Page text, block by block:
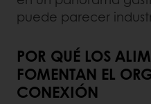
puede parecer
POR QUÉ LOS
FOMENTAN EL
CONEXIÓN